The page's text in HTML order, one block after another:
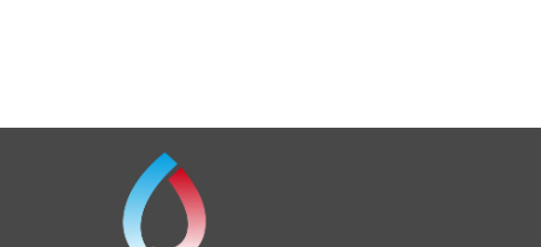
Sigilant Acrilic Pigmentat, Pe Bază De Apă, Pentru Interior
Și Exterior, Nova Primer Bianco